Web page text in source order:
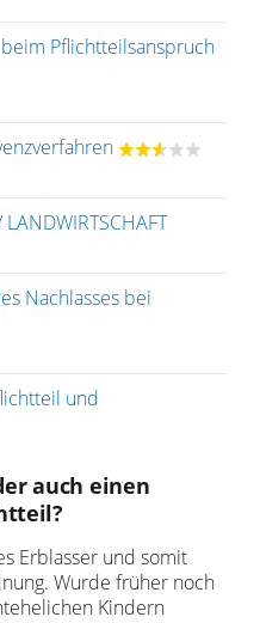
Pflichtteilsanspruch
Nachlasses bei
und
auch einen
Erblasser und somit
Wurde früher noch
Kindern